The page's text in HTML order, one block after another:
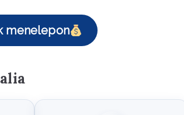
menelepon